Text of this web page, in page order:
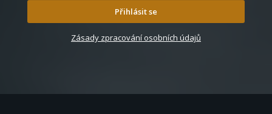
Přihlásit se
Zásady zpracování osobních údajů